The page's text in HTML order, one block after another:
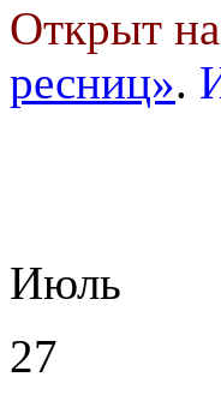
Открыт
ресниц».
Июль
27